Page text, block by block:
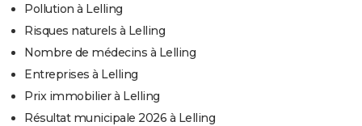
Pollution à Lelling
Risques naturels à Lelling
Nombre de médecins à Lelling
Entreprises à Lelling
Prix immobilier à Lelling
Résultat municipale 2026 à Lelling